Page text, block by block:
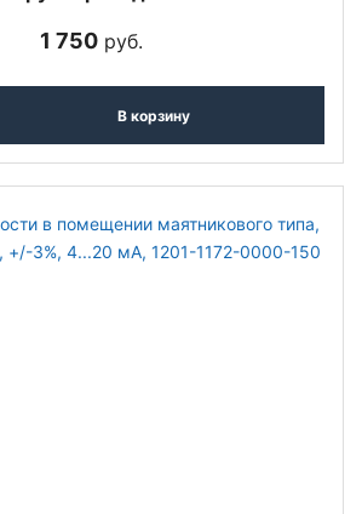
1 750руб.
В корзину